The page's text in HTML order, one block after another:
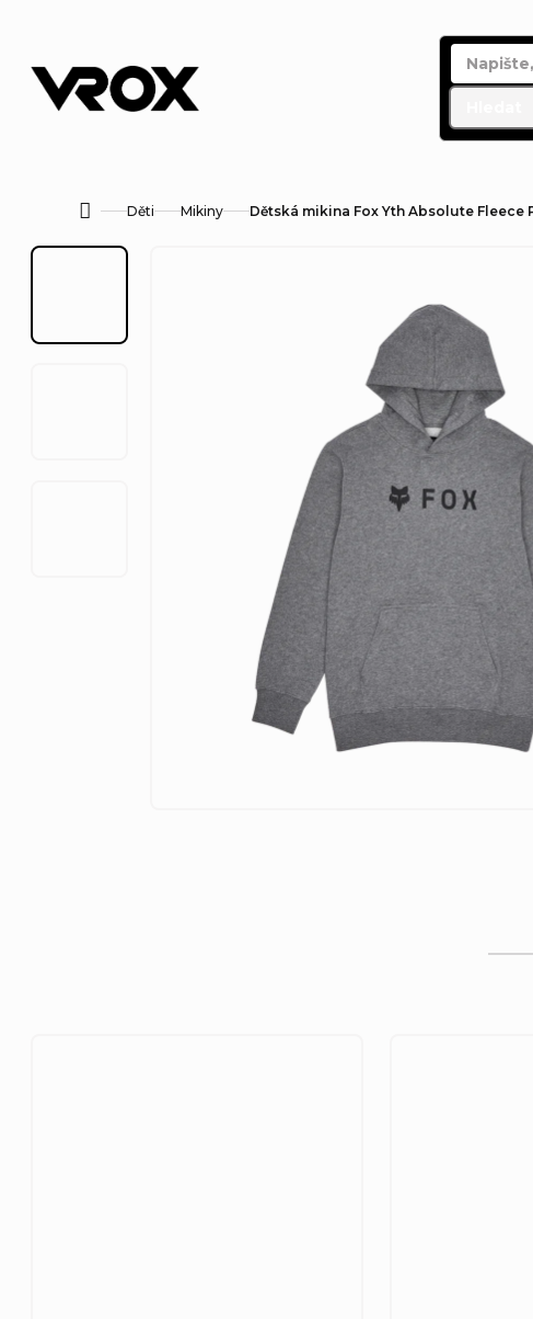
obsah
DomůDěti Mikiny Dětská mikina Fox Yth Absolute Fleece